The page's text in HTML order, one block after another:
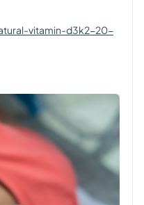
vitamin-d3k2-20-